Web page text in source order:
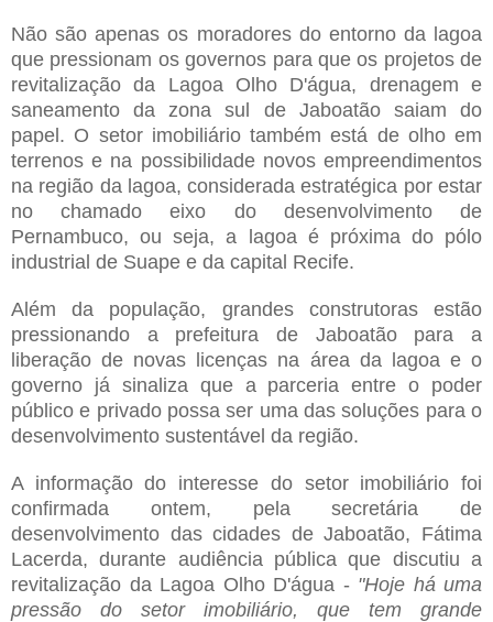
Não são apenas os moradores do entorno da lagoa
que pressionam os governos para que os projetos de
revitalização da Lagoa Olho D'água, drenagem e
saneamento da zona sul de Jaboatão saiam do
papel. O setor imobiliário também está de olho em
terrenos e na possibilidade novos empreendimentos
na região da lagoa, considerada estratégica por estar
no chamado eixo do desenvolvimento de
Pernambuco, ou seja, a lagoa é próxima do pólo
industrial de Suape e da capital Recife.
Além da população, grandes construtoras estão
pressionando a prefeitura de Jaboatão para a
liberação de novas licenças na área da lagoa e o
governo já sinaliza que a parceria entre o poder
público e privado possa ser uma das soluções para o
desenvolvimento sustentável da região.
A informação do interesse do setor imobiliário foi
confirmada ontem, pela secretária de
desenvolvimento das cidades de Jaboatão, Fátima
Lacerda, durante audiência pública que discutiu a
revitalização da Lagoa Olho D'água - "Hoje há uma
pressão do setor imobiliário, que tem grande